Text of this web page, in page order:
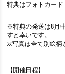
特典はフォトカード
※特典の発送は8月
すと幸いです。
※写真は全て別絵柄
【開催日程】